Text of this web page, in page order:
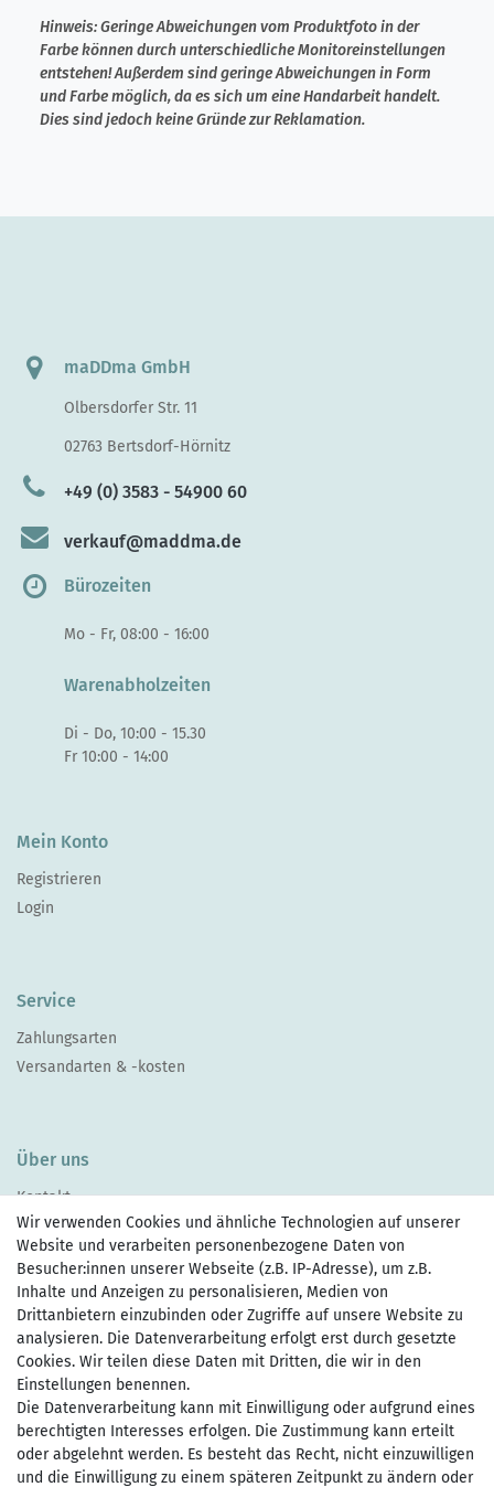
Hinweis:Geringe Abweichungen vom Produktfoto in der
Farbe können durch unterschiedliche Monitoreinstellungen
entstehen! Außerdem sind geringe Abweichungen in Form
und Farbe möglich, da es sich um eine Handarbeit handelt.
Dies sind jedoch keine Gründe zur Reklamation.
maDDma GmbH
Olbersdorfer Str. 11
02763 Bertsdorf-Hörnitz
+49 (0) 3583 - 54900 60
verkauf@maddma.de
Bürozeiten
Mo - Fr, 08:00 - 16:00
Warenabholzeiten
Di - Do, 10:00 - 15.30
Fr 10:00 - 14:00
Mein Konto
Registrieren
Login
Service
Zahlungsarten
Versandarten & -kosten
Über uns
Kontakt
Zahlen Sie bequem per
Wir versenden mit
Wir verwenden Cookies und ähnliche Technologien auf unserer
Website und verarbeiten personenbezogene Daten von
Besucher:innen unserer Webseite (z.B. IP-Adresse), um z.B.
Inhalte und Anzeigen zu personalisieren, Medien von
Drittanbietern einzubinden oder Zugriffe auf unsere Website zu
analysieren. Die Datenverarbeitung erfolgt erst durch gesetzte
Cookies. Wir teilen diese Daten mit Dritten, die wir in den
Einstellungen benennen.
Die Datenverarbeitung kann mit Einwilligung oder aufgrund eines
berechtigten Interesses erfolgen. Die Zustimmung kann erteilt
oder abgelehnt werden. Es besteht das Recht, nicht einzuwilligen
und die Einwilligung zu einem späteren Zeitpunkt zu ändern oder